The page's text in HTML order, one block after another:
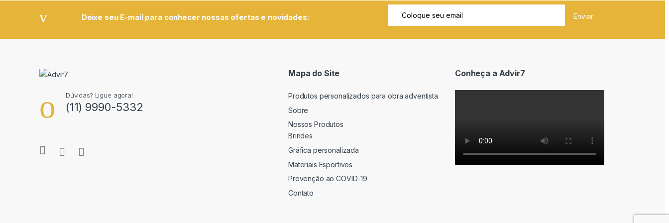
Deixe seu E-mail para conhecer nossas ofertas e novidades:
Dúvidas? Ligue agora!
(11) 9990-5332
Mapa do Site
Produtos personalizados para obra adventista
Sobre
Nossos Produtos
Brindes
Gráfica personalizada
Materiais Esportivos
Prevenção ao COVID-19
Contato
Conheça a Advir7